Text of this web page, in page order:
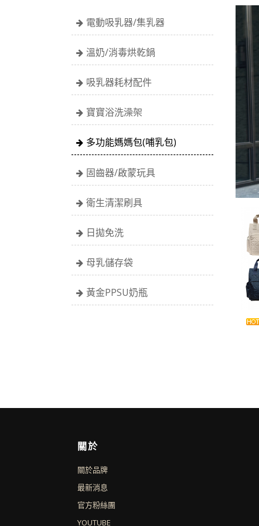
電動吸乳器/集乳器
溫奶/消毒烘乾鍋
吸乳器耗材配件
寶寶浴洗澡架
多功能媽媽包(哺乳包)
固齒器/啟蒙玩具
衛生清潔刷具
日拋免洗
母乳儲存袋
黃金PPSU奶瓶
關於
關於品牌
最新消息
官方粉絲團
YOUTUBE